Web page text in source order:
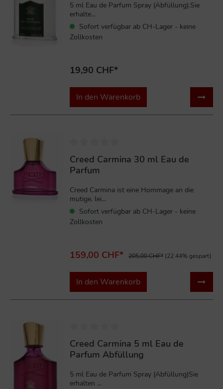
5 ml Eau de Parfum Spray (Abfüllung).Sie
erhalte...
Sofort verfügbar ab CH-Lager - keine
Zollkosten
19,90 CHF*
In den Warenkorb
Creed Carmina 30 ml Eau de
Parfum
Creed Carmina ist eine Hommage an die
mutige, lei...
Sofort verfügbar ab CH-Lager - keine
Zollkosten
159,00 CHF* 205,00 CHF* (22.44% gespart)
In den Warenkorb
Creed Carmina 5 ml Eau de
Parfum Abfüllung
5 ml Eau de Parfum Spray (Abfüllung)Sie
erhalten ...